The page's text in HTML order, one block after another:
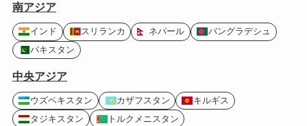
南アジア
インド スリランカ ネパール
バングラデシュ
パキスタン
中央アジア
ウズベキスタン カザフスタン
キルギス
タジキスタン
トルクメニスタン